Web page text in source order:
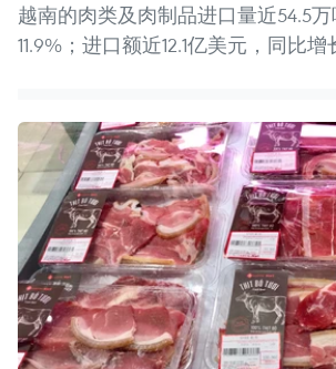
越南的肉类及肉制品进口量近54.5
11.9%；进口额近12.1亿美元，同比增